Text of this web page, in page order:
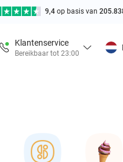
9,4 op basis van
Klantenservice
Bereikbaar tot 23:00